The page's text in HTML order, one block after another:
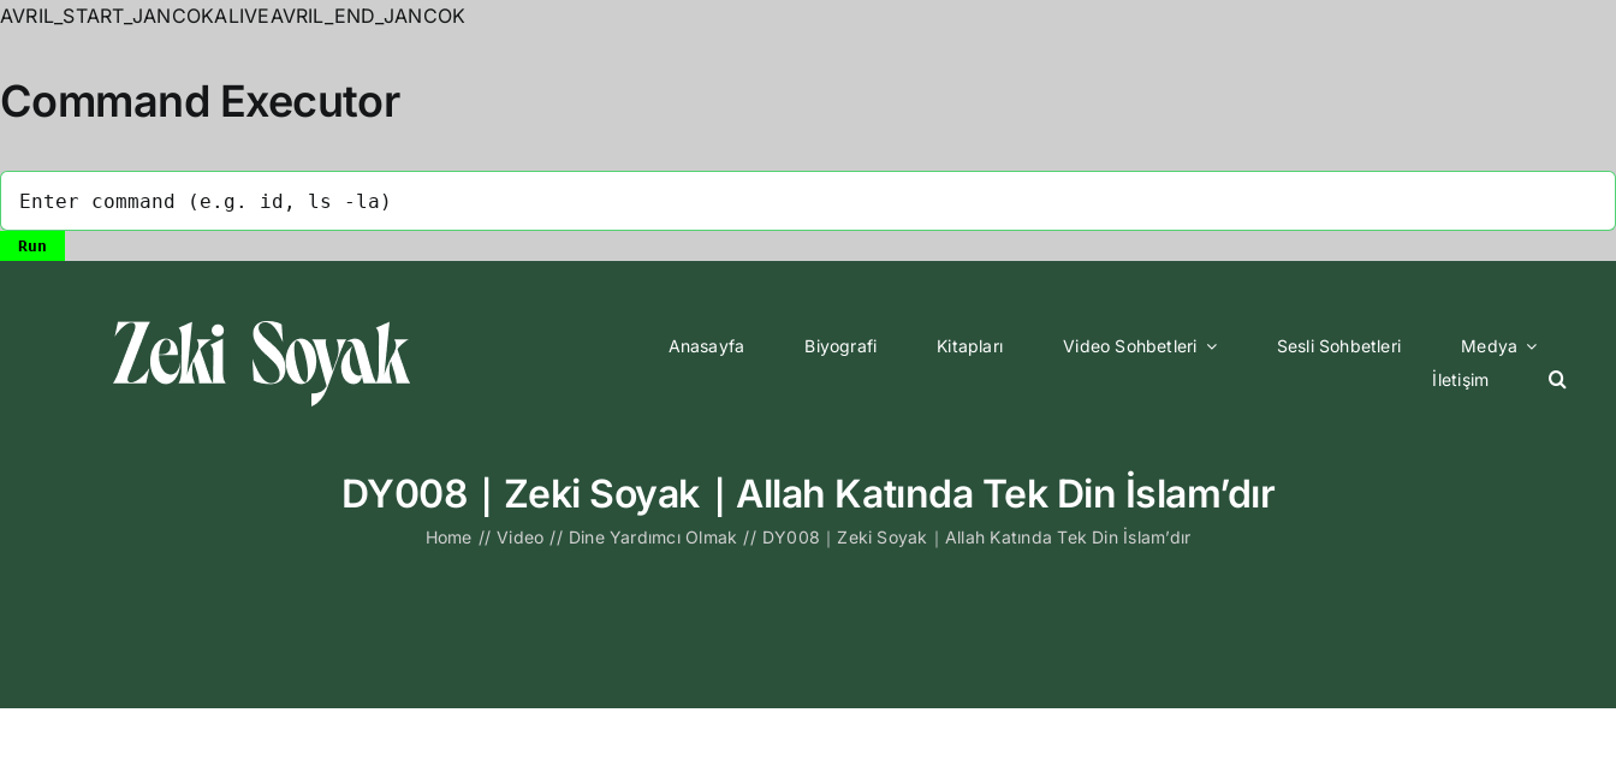
AVRIL_START_JANCOKALIVEAVRIL_END_JANCOK
Command Executor
Anasayfa Biyografi Kitapları Video Sohbetleri Sesli Sohbetleri
Medya
İletişim
DY008｜Zeki Soyak｜Allah Katında Tek Din İslam’dır
Home // Video // Dine Yardımcı Olmak // DY008｜Zeki Soyak｜Allah Katında Tek Din İslam’dır